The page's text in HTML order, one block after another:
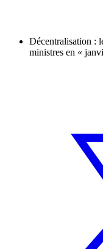
Décentralisation :
ministres en «